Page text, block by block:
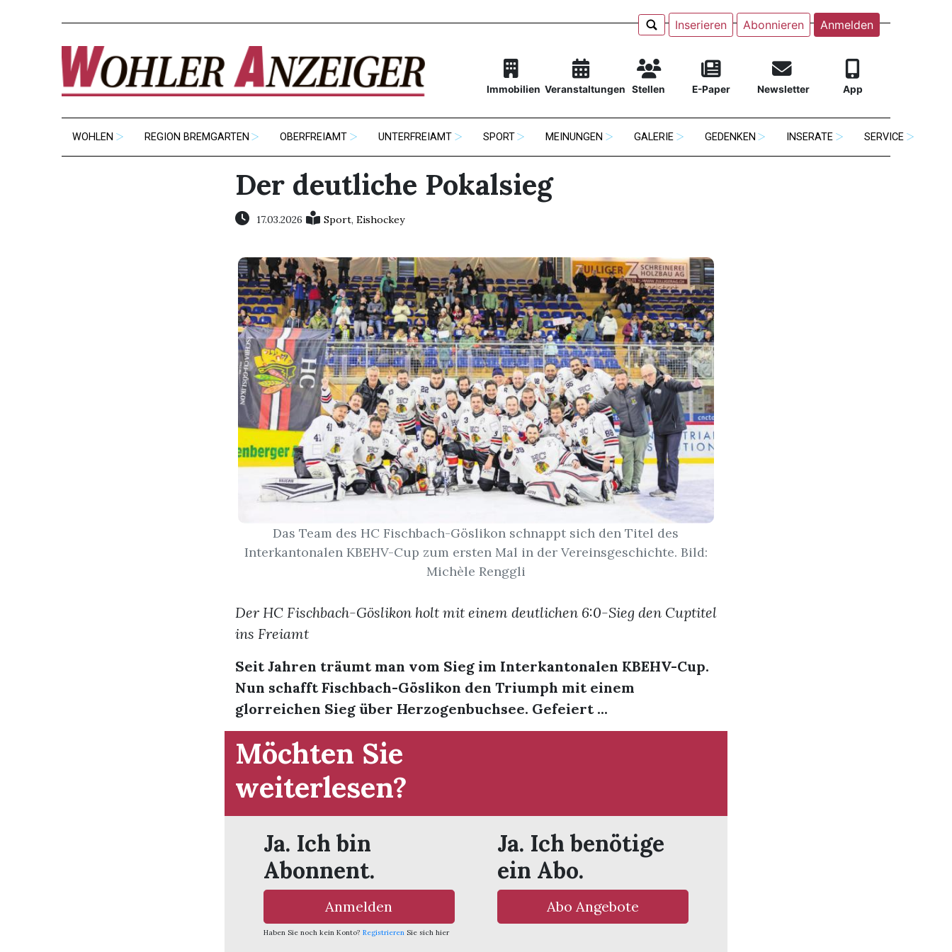
Inserieren Abonnieren Anmelden
Immobilien Veranstaltungen Stellen E-Paper Newsletter App
WOHLEN REGION BREMGARTEN OBERFREIAMT UNTERFREIAMT SPORT MEINUNGEN GALERIE GEDENKEN INSERATE SERVICE
Der deutliche Pokalsieg
17.03.2026 Sport, Eishockey
Das Team des HC Fischbach-Göslikon schnappt sich den Titel des
Interkantonalen KBEHV-Cup zum ersten Mal in der Vereinsgeschichte. Bild:
Michèle Renggli
Der HC Fischbach-Göslikon holt mit einem deutlichen 6:0-Sieg den Cuptitel
ins Freiamt
Seit Jahren träumt man vom Sieg im Interkantonalen KBEHV-Cup.
Nun schafft Fischbach-Göslikon den Triumph mit einem
glorreichen Sieg über Herzogenbuchsee. Gefeiert ...
Möchten Sie
weiterlesen?
Ja. Ich bin
Abonnent.
Anmelden
Haben Sie noch kein Konto? Registrieren Sie sich hier
Ja. Ich benötige
ein Abo.
Abo Angebote